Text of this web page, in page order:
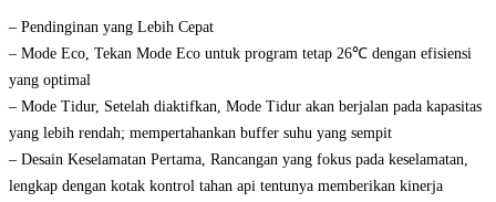
– Pendinginan yang Lebih Cepat
– Mode Eco, Tekan Mode Eco untuk program tetap 26℃ dengan efisiensi
yang optimal
– Mode Tidur, Setelah diaktifkan, Mode Tidur akan berjalan pada kapasitas
yang lebih rendah; mempertahankan buffer suhu yang sempit
– Desain Keselamatan Pertama, Rancangan yang fokus pada keselamatan,
lengkap dengan kotak kontrol tahan api tentunya memberikan kinerja